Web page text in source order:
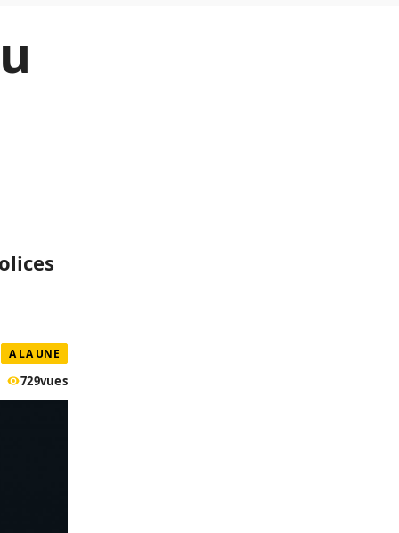
A LA UNE
729vues